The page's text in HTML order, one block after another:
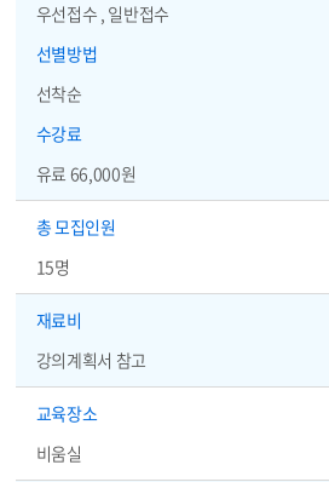
우선접수 , 일반접수
선별방법
선착순
수강료
유료 66,000원
총 모집인원
15명
재료비
강의계획서 참고
교육장소
비움실